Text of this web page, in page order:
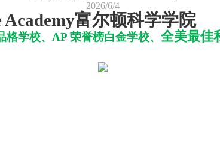
2026/6/4
Academy富尔顿科学学院
格学校、 AP 荣誉榜白金学校、 全美最佳